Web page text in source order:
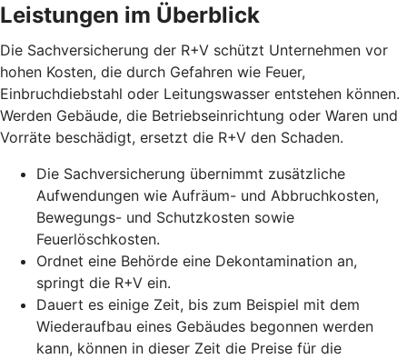
Leistungen im Überblick
Die Sachversicherung der R+V schützt Unternehmen vor
hohen Kosten, die durch Gefahren wie Feuer,
Einbruchdiebstahl oder Leitungswasser entstehen können.
Werden Gebäude, die Betriebseinrichtung oder Waren und
Vorräte beschädigt, ersetzt die R+V den Schaden.
Die Sachversicherung übernimmt zusätzliche
Aufwendungen wie Aufräum- und Abbruchkosten,
Bewegungs- und Schutzkosten sowie
Feuerlöschkosten.
Ordnet eine Behörde eine Dekontamination an,
springt die R+V ein.
Dauert es einige Zeit, bis zum Beispiel mit dem
Wiederaufbau eines Gebäudes begonnen werden
kann, können in dieser Zeit die Preise für die